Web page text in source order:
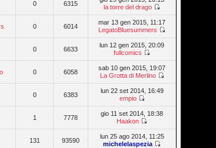
0 6315
la torre del drago
0 6014
mar 13 gen 2015, 11:17
LegatoBluesummers
0 6633
lun 12 gen 2015, 20:09
fullcomics
0 6058
sab 10 gen 2015, 19:07
La Grotta di Merlino
0 6383
lun 22 set 2014, 16:49
empio
1 7778
gio 11 set 2014, 18:38
Haakon
131 93590
lun 25 ago 2014, 11:25
michelelaspezia